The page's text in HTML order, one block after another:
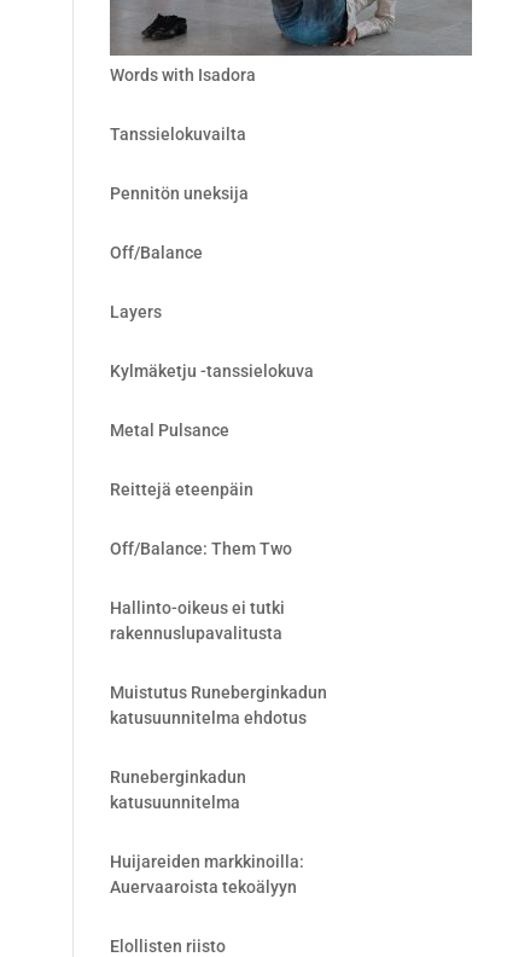
Words with Isadora
Tanssielokuvailta
Pennitön uneksija
Off/Balance
Layers
Kylmäketju -tanssielokuva
Metal Pulsance
Reittejä eteenpäin
Off/Balance: Them Two
Hallinto-oikeus ei tutki
rakennuslupavalitusta
Muistutus Runeberginkadun
katusuunnitelma ehdotus
Runeberginkadun
katusuunnitelma
Huijareiden markkinoilla:
Auervaaroista tekoälyyn
Elollisten riisto